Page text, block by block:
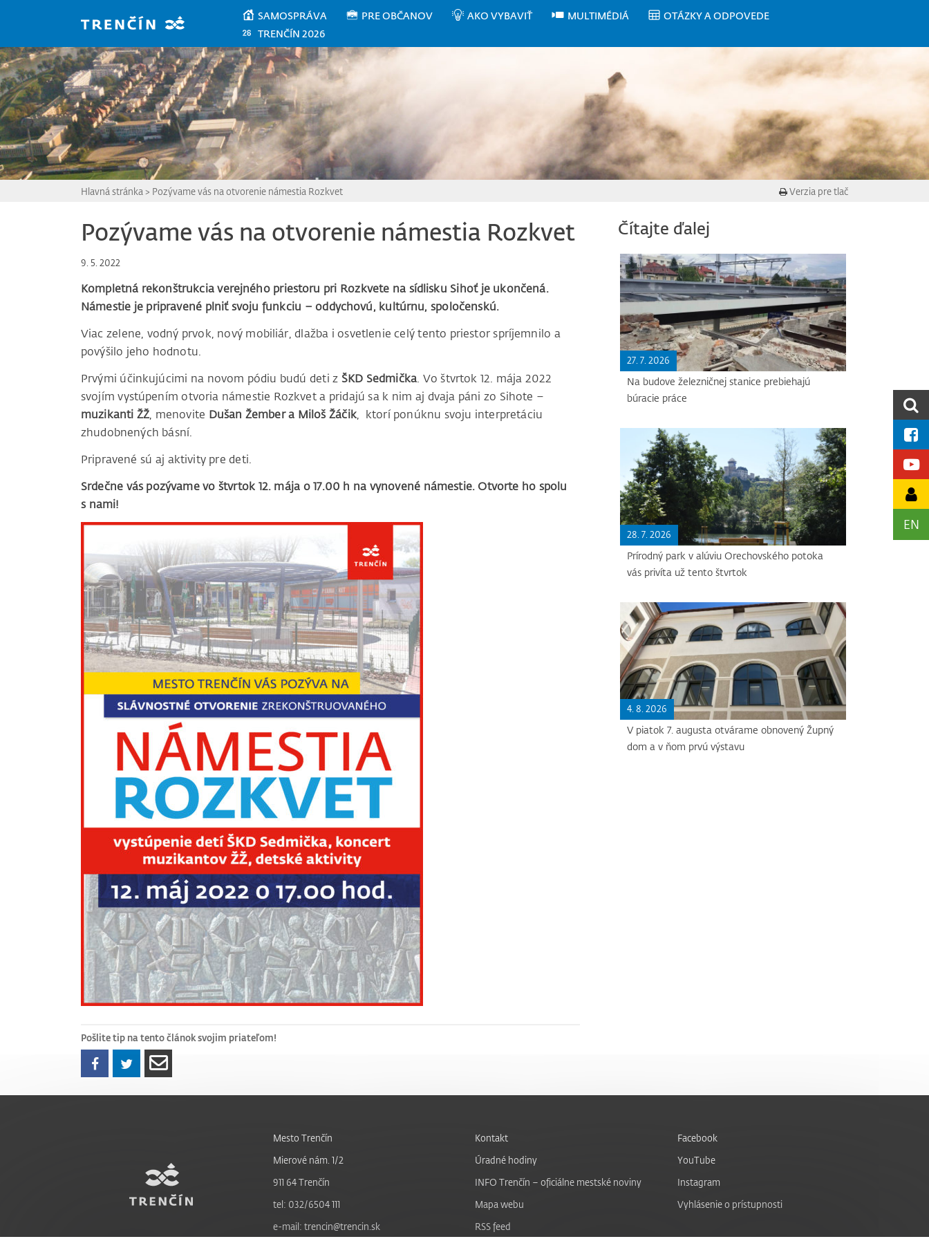
SAMOSPRÁVA PRE OBČANOV AKO VYBAVIŤ MULTIMÉDIÁ
OTÁZKY A ODPOVEDE
TRENČÍN 2026
EN
Hlavná stránka > Pozývame vás na otvorenie námestia Rozkvet Verzia pre tlač
Pozývame vás na otvorenie námestia Rozkvet
9. 5. 2022
Kompletná rekonštrukcia verejného priestoru pri Rozkvete na sídlisku Sihoť je ukončená.
Námestie je pripravené plniť svoju funkciu – oddychovú, kultúrnu, spoločenskú.
Viac zelene, vodný prvok, nový mobiliár, dlažba i osvetlenie celý tento priestor spríjemnilo a
povýšilo jeho hodnotu.
Prvými účinkujúcimi na novom pódiu budú deti z ŠKD Sedmička. Vo štvrtok 12. mája 2022
svojím vystúpením otvoria námestie Rozkvet a pridajú sa k nim aj dvaja páni zo Sihote –
muzikanti ŽŽ, menovite Dušan Žember a Miloš Žáčik, ktorí ponúknu svoju interpretáciu
zhudobnených básní.
Pripravené sú aj aktivity pre deti.
Srdečne vás pozývame vo štvrtok 12. mája o 17.00 h na vynovené námestie. Otvorte ho spolu
s nami!
Pošlite tip na tento článok svojim priateľom!
Čítajte ďalej
27. 7. 2026
Na budove železničnej stanice prebiehajú
búracie práce
28. 7. 2026
Prírodný park v alúviu Orechovského potoka
vás privíta už tento štvrtok
4. 8. 2026
V piatok 7. augusta otvárame obnovený Župný
dom a v ňom prvú výstavu
Mesto Trenčín
Mierové nám. 1/2
911 64 Trenčín
tel: 032/6504 111
e-mail: trencin@trencin.sk
Kontakt
Úradné hodiny
INFO Trenčín – oficiálne mestské noviny
Mapa webu
RSS feed
Facebook
YouTube
Instagram
Vyhlásenie o prístupnosti